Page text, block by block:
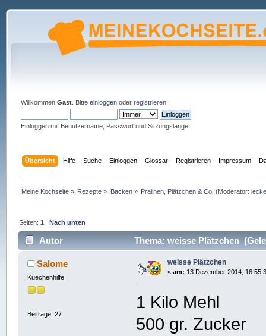
Willkommen Gast. Bitte einloggenoder registrieren.
Einloggen mit Benutzername, Passwort und Sitzungslänge
Übersicht Hilfe Suche Einloggen Glossar Registrieren Impressum
Meine Kochseite » Rezepte » Backen» Pralinen, Plätzchen & Co. (Moderator:
Seiten:1 Nach unten
Autor Thema: weisse Plätzchen
Salome
Kuechenhilfe
Beiträge: 27
weisse Plätzchen
« am: 13 Dezember 2014,
1 Kilo Mehl
500 gr. Zucker